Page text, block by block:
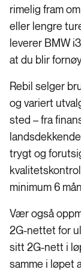
rimelig fram
eller lengre
leverer BMW
at du blir
Rebil selger
og variert
sted – fra
trygt og
minimum 6
Vær også
2G-nettet for
sitt 2G-nett i
samme i løpet